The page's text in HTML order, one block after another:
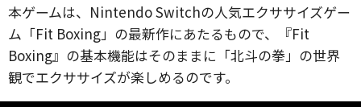
本ゲームは、Nintendo Switchの人気エクササイズゲー
ム「Fit Boxing」の最新作にあたるもので、『Fit
Boxing』の基本機能はそのままに「北斗の拳」の世界
観でエクササイズが楽しめるのです。